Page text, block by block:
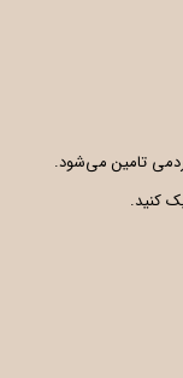
تامین می‌شود.
کنید.